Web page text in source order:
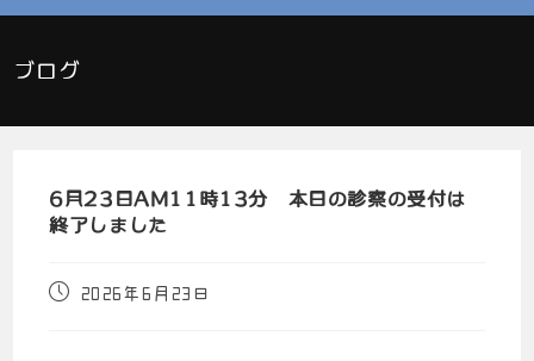
ブログ
6月23日AM11時13分 本日の診察の受付は
終了しました
2026年6月23日